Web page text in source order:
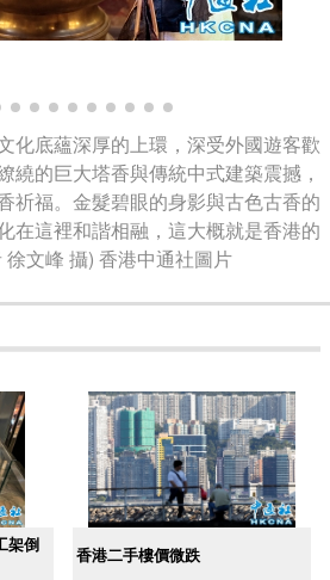
化底蘊深厚的上環，深受外國遊客歡
繞的巨大塔香與傳統中式建築震撼，
祈福。金髮碧眼的身影與古色古香的
在這裡和諧相融，這大概就是香港的
文峰 攝) 香港中通社圖片
架倒
香港二手樓價微跌